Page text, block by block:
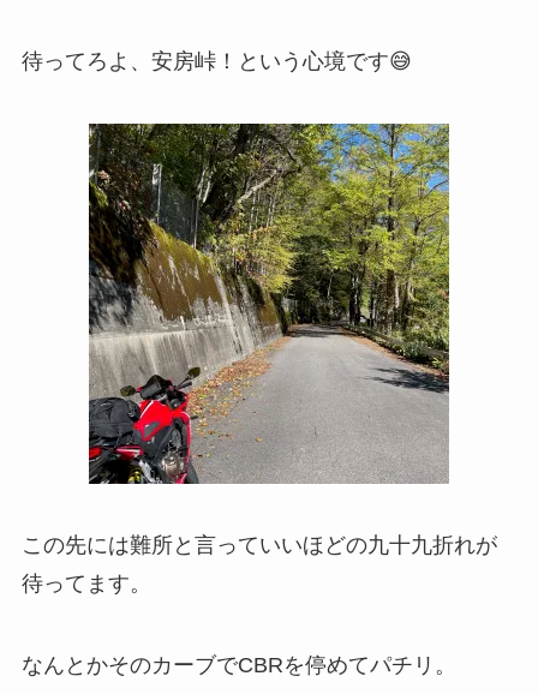
待ってろよ、安房峠！という心境です😅
この先には難所と言っていいほどの九十九折れが
待ってます。
なんとかそのカーブでCBRを停めてパチリ。